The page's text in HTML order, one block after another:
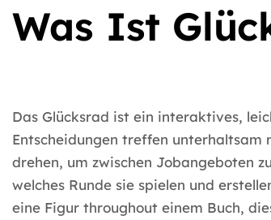
Was Ist
Das Glücksrad ist ein interaktives,
Entscheidungen treffen unterhaltsam
drehen, um zwischen Jobangeboten
welches Runde sie spielen und
eine Figur throughout einem Buch,